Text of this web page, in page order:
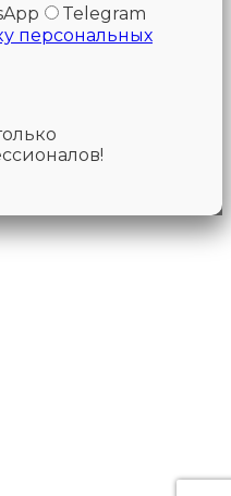
Telegram
персональных